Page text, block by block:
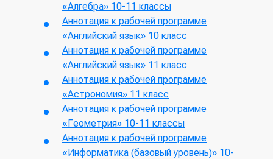
«Алгебра» 10-11 классы
Аннотация к рабочей программе
«Английский язык» 10 класс
Аннотация к рабочей программе
«Английский язык» 11 класс
Аннотация к рабочей программе
«Астрономия» 11 класс
Аннотация к рабочей программе
«Геометрия» 10-11 классы
Аннотация к рабочей программе
«Информатика (базовый уровень)» 10-